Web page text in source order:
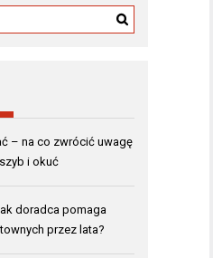
– na co zwrócić uwagę
i okuć
doradca pomaga
przez lata?